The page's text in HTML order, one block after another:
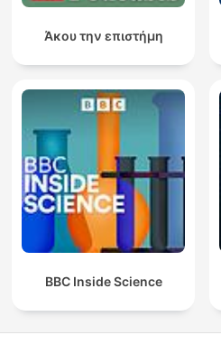
Άκου την επιστήμη
BBC Inside Science